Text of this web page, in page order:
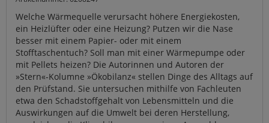
Welche Wärmequelle verursacht höhere Energiekosten,
ein Heizlüfter oder eine Heizung? Putzen wir die Nase
besser mit einem Papier- oder mit einem
Stofftaschentuch? Soll man mit einer Wärmepumpe oder
mit Pellets heizen? Die Autorinnen und Autoren der
»Stern«-Kolumne »Ökobilanz« stellen Dinge des Alltags auf
den Prüfstand. Sie untersuchen mithilfe von Fachleuten
etwa den Schadstoffgehalt von Lebensmitteln und die
Auswirkungen auf die Umwelt bei deren Herstellung,